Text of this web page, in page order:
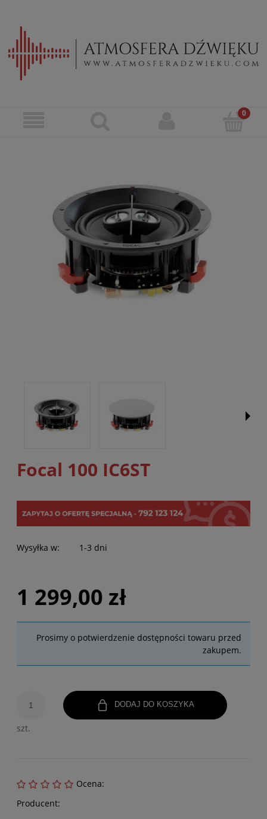
Focal 100 IC6ST
Wysyłka w: 1-3 dni
1 299,00 zł
Prosimy o potwierdzenie dostępności towaru przed
zakupem.
szt.
DODAJ DO KOSZYKA
Ocena:
Producent: